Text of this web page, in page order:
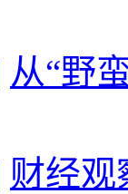
从“野
财经观